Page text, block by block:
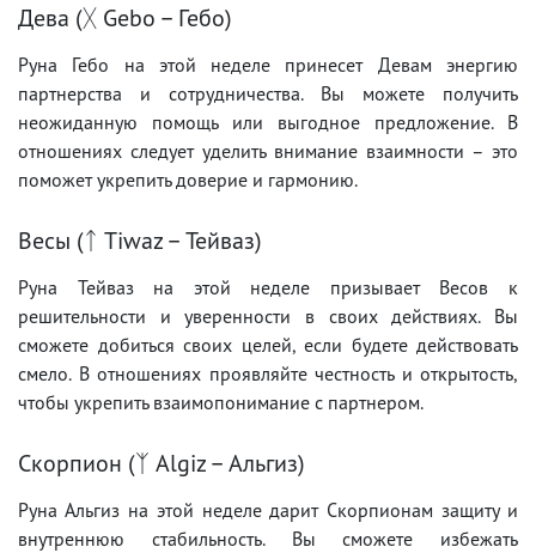
Дева (ᚷ Gebo – Гебо)
Руна Гебо на этой неделе принесет Девам энергию
партнерства и сотрудничества. Вы можете получить
неожиданную помощь или выгодное предложение. В
отношениях следует уделить внимание взаимности – это
поможет укрепить доверие и гармонию.
Весы (ᛏ Tiwaz – Тейваз)
Руна Тейваз на этой неделе призывает Весов к
решительности и уверенности в своих действиях. Вы
сможете добиться своих целей, если будете действовать
смело. В отношениях проявляйте честность и открытость,
чтобы укрепить взаимопонимание с партнером.
Скорпион (ᛉ Algiz – Альгиз)
Руна Альгиз на этой неделе дарит Скорпионам защиту и
внутреннюю стабильность. Вы сможете избежать